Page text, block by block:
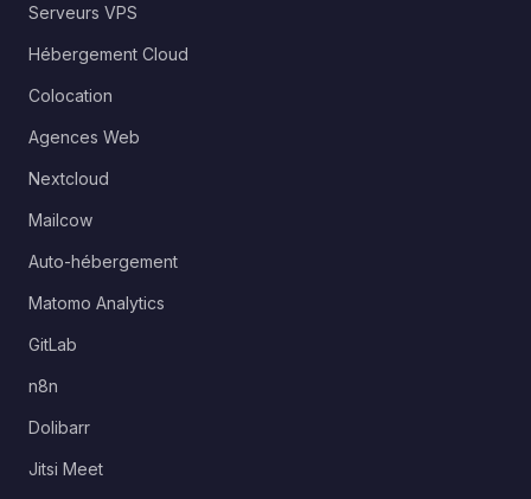
Serveurs VPS
Hébergement Cloud
Colocation
Agences Web
Nextcloud
Mailcow
Auto-hébergement
Matomo Analytics
GitLab
n8n
Dolibarr
Jitsi Meet